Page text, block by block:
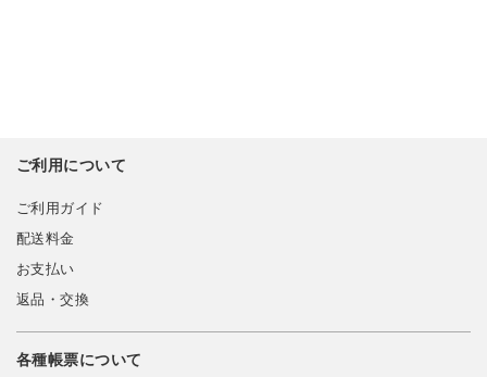
ご利用について
ご利用ガイド
配送料金
お支払い
返品・交換
各種帳票について